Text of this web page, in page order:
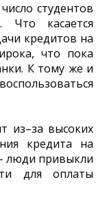
студентов
Что касается
кредитов на
что пока
К тому же и
из–за высоких
кредита на
люди привыкли
для оплаты